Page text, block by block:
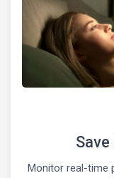
Monitor real-time